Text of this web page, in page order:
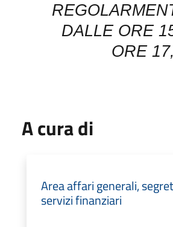
DALLE ORE
ORE
A cura di
Area affari generali,
servizi finanziari